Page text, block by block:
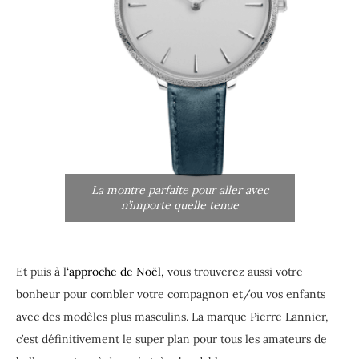
La montre parfaite pour aller avec
n’importe quelle tenue
Et puis à l‘approche de Noël, vous trouverez aussi votre
bonheur pour combler votre compagnon et/ou vos enfants
avec des modèles plus masculins. La marque Pierre Lannier,
c’est définitivement le super plan pour tous les amateurs de